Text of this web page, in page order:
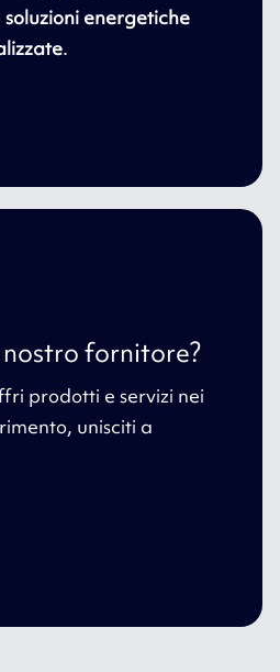
soluzioni energetiche
.
fornitore?
prodotti e servizi nei
unisciti a